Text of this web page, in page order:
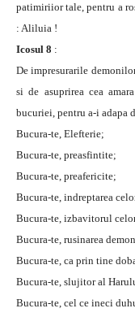
patimiriior tale, pentru a
: Aliluia !
Icosul 8 :
De impresurarile
si de asuprirea cea
bucuriei, pentru a-i adapa
Bucura-te, Elefterie;
Bucura-te, preasfintite;
Bucura-te, preafericite;
Bucura-te, indreptarea
Bucura-te, izbavitorul
Bucura-te, rusinarea
Bucura-te, ca prin tine
Bucura-te, slujitor al
Bucura-te, cel ce ineci